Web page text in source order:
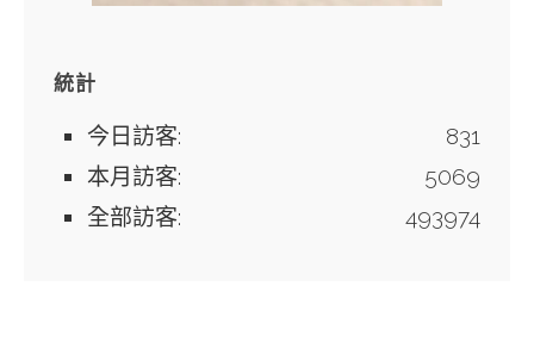
統計
831
今日訪客:
5069
本月訪客:
493974
全部訪客: